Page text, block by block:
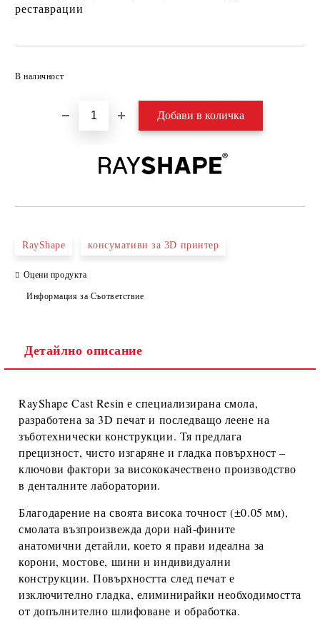
реставрации
В наличност
RayShape консумативи за 3D принтер
Оцени продукта
Информация за Съответствие
Детайлно описание
RayShape Cast Resin е специализирана смола,
разработена за3D печат и последващо леене на
зъботехнически конструкции. Тя предлага
прецизност, чисто изгаряне и гладка повърхност –
ключови фактори за висококачествено производство
в денталните лаборатории.
Благодарение на своята висока точност (±0.05 мм),
смолата възпроизвежда дори най-фините
анатомични детайли, което я прави идеална за
корони, мостове, шини и индивидуални
конструкции. Повърхността след печат е
изключително гладка, елиминирайки необходимостта
от допълнително шлифоване и обработка.